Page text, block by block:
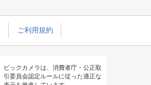
ご利用規約
ビックカメラは、消費者庁・公正取
引委員会認定ルールに従った適正な